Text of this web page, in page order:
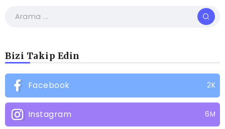
Bizi Takip Edin
Facebook 2K
Instagram 6M